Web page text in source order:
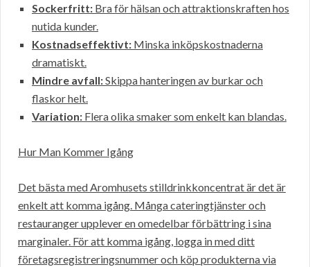
Sockerfritt: Bra för hälsan och attraktionskraften hos
nutida kunder.
Kostnadseffektivt: Minska inköpskostnaderna
dramatiskt.
Mindre avfall:Skippa hanteringen av burkar och
flaskor helt.
Variation: Flera olika smaker som enkelt kan blandas.
Hur Man Kommer Igång
Det bästa med Aromhusets stilldrinkkoncentrat är det är
enkelt att komma igång. Många cateringtjänster och
restauranger upplever en omedelbar förbättring i sina
marginaler. För att komma igång, logga in med ditt
företagsregistreringsnummer och köp produkterna via